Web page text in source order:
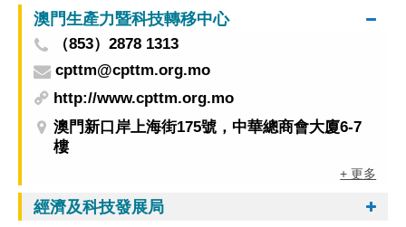
澳門生產力暨科技轉移中心
（853）2878 1313
cpttm@cpttm.org.mo
http://www.cpttm.org.mo
澳門新口岸上海街175號，中華總商會大廈6-7
樓
+ 更多
經濟及科技發展局